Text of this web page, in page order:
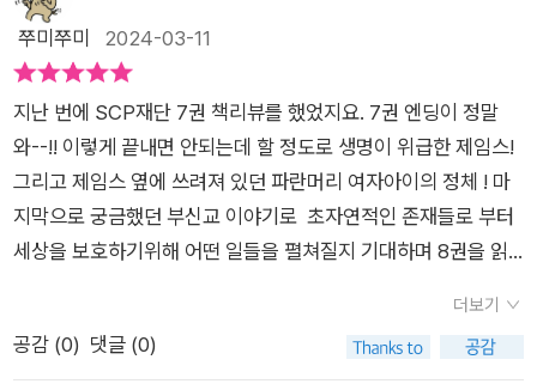
서 제임스가 구해준 요한나의 행동이 살짝 이상해요. ​에밀리와 크
림슨을 나쁘게 말하다 제임스가 들어주지 않자그들이 위험에 빠
않은 제임스가 걱정된 SCP는 병력을 요청해 함께에밀리네를 찾
으러 갑니다. ​그러자 '그래.. 사람정도는 몇 백 명이 와도..'라고 혼
잣말을 하는 에밀리그리고 그걸 듣고 놀라는 제임스.​과연 요한나
는 누구의 편일까요?​크림슨과 에밀리의 연락이 마지막으로 끊어
진 곳을 찾은 제임스 일행.제임스는 요한나와 함께 지하로 수색을
하러 가는데...​갑자기 일행을 공격하는 요한나, 그들을 살리기 위
해서는 지하 문을 열라고 제임스에게 협박을 하는데...​제임스의
재단은 세계 각지에 퍼져있는 초자연적인 존재들을 관리하고 보
호하는 비밀 기관으로, 그들의 이야기는 상상력을 자극하고 독특
한 이야기를 펼치며 독자들을 매료시키는데요.이 책은 그런 SCP
재단의 이야기들을 재미있고 생생한 그래픽으로 풀어내어 판타
지를 좋아하는 아이들이 재미있게 읽어 볼 수 있어요.아이는 벌써
9권이 나오길 기다리는데요.이런 기발한 상상력이 아이의 창의
력에도 도움을 줄 수 있을거 같아요.아이와 함께 독서를 즐기며
이 특별한 세계에 빠져들어 보세요! *출판사로부터 도서를 제공
림슨과 에밀리는 메카네의 심장을 구하러 갑니다.극적으로 깨어
난 제임스가 크림슨과 에밀리에게 연락을 하지만 계속 연락이 닿
니다.요한나가 이끄는 곳으로 향하지만,,, 알고보니 요한나의 계
략이었네요.SCP-3221 부서지지 않은 사제왕 요한을 깨우기 위
해 제임스를 이끈거였군요.위험에 처한 제임스는 과연 이 상황을
무사히 헤쳐나갈 수 있을까요?SCP 재단은 재미있는 만화와 생
생한 삽화로 풀어낸 그래픽 노블인데요. SCP의 시작은 두서없는
괴담이었지만 수많은 사람들에게 영감을 주고, 전 세계인들의 상
상력이 덧붙여지면서 SCP 재단이라는 거대한 세계관을 이루게
쭈미쭈미 2024-03-11
지난 번에 SCP재단 7권 책리뷰를 했었지요. 7권 엔딩이 정말
와--!! 이렇게 끝내면 안되는데 할 정도로 생명이 위급한 제임스!
그리고 제임스 옆에 쓰려져 있던 파란머리 여자아이의 정체 ! 마
지막으로 궁금했던 부신교 이야기로 초자연적인 존재들로 부터
세상을 보호하기위해 어떤 일들을 펼쳐질지 기대하며 8권을 읽
어요. 아들은 워낙 여러번 읽어서 캐릭터 성격,인물등 파악하기
쉬웠겠지만 엄마는 이해가 안되네요 ㅋㅋ슬금슬금 드러나는 부
더보기
공감 (0) 댓글 (0)